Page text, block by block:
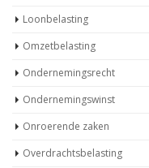
Loonbelasting
Omzetbelasting
Ondernemingsrecht
Ondernemingswinst
Onroerende zaken
Overdrachtsbelasting